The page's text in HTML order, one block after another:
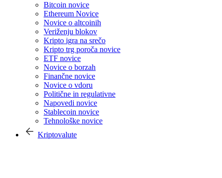
Bitcoin novice
Ethereum Novice
Novice o altcoinih
Veriženju blokov
Kripto igra na srečo
Kripto trg poroča novice
ETF novice
Novice o borzah
Finančne novice
Novice o vdoru
Politične in regulativne
Napovedi novice
Stablecoin novice
Tehnološke novice
Kriptovalute